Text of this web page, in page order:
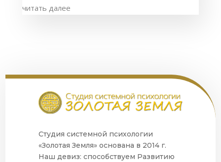
читать далее
Студия системной психологии
«Золотая Земля» основана в 2014 г.
Наш девиз: способствуем Развитию